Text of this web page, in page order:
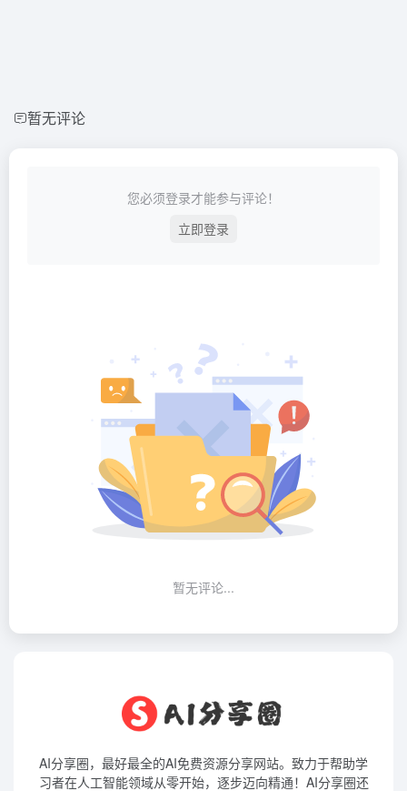
暂无评论
您必须登录才能参与评论！
立即登录
暂无评论...
AI分享圈，最好最全的AI免费资源分享网站。致力于帮助学
习者在人工智能领域从零开始，逐步迈向精通！AI分享圈还